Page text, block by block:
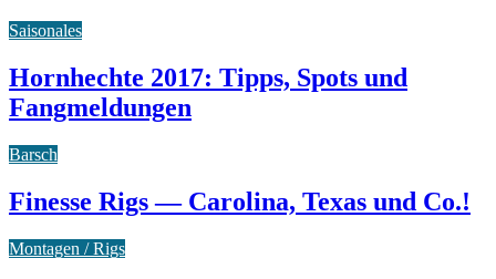
Saisonales
Hornhechte 2017: Tipps, Spots und
Fangmeldungen
Barsch
Finesse Rigs — Carolina, Texas und Co.!
Montagen / Rigs